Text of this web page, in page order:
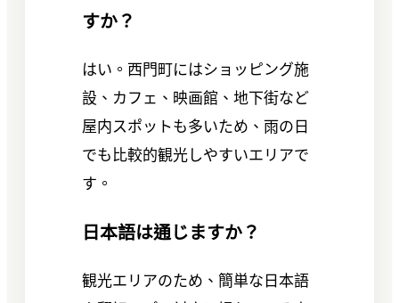
すか？
はい。西門町にはショッピング施
設、カフェ、映画館、地下街など
屋内スポットも多いため、雨の日
でも比較的観光しやすいエリアで
す。
日本語は通じますか？
観光エリアのため、簡単な日本語